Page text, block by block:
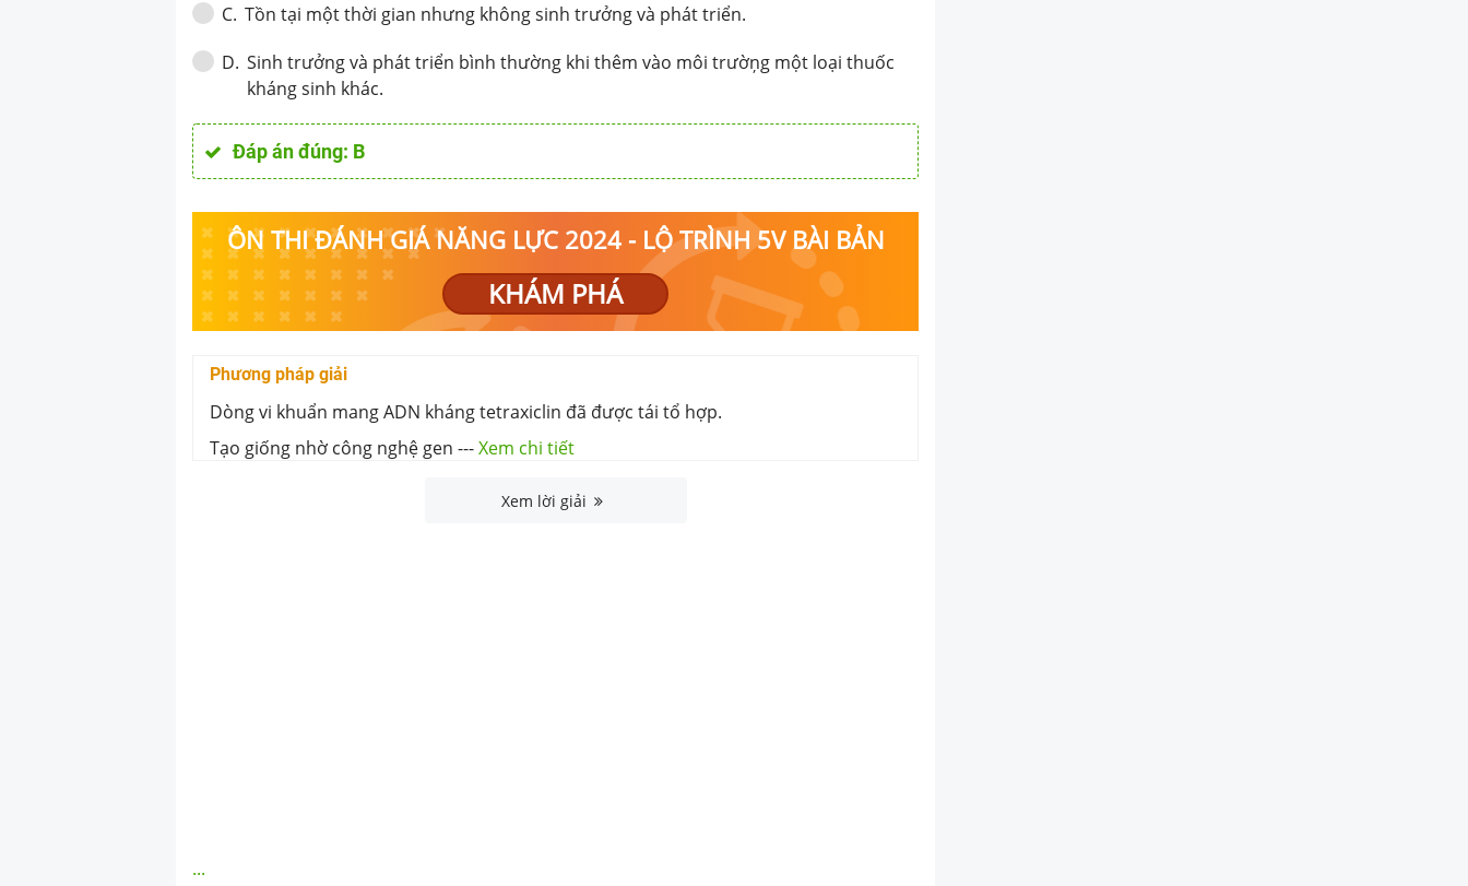
C. Tồn tại một thời gian nhưng không sinh trưởng và phát triển.
D. Sinh trưởng và phát triển bình thường khi thêm vào môi trườņg một loại thuốc
kháng sinh khác.
Đáp án đúng: B
ÔN THI ĐÁNH GIÁ NĂNG LỰC 2024 - LỘ TRÌNH 5V BÀI BẢN
KHÁM PHÁ
Phương pháp giải
Dòng vi khuẩn mang ADN kháng tetraxiclin đã được tái tổ hợp.
Tạo giống nhờ công nghệ gen ---Xem chi tiết
Xem lời giải
...